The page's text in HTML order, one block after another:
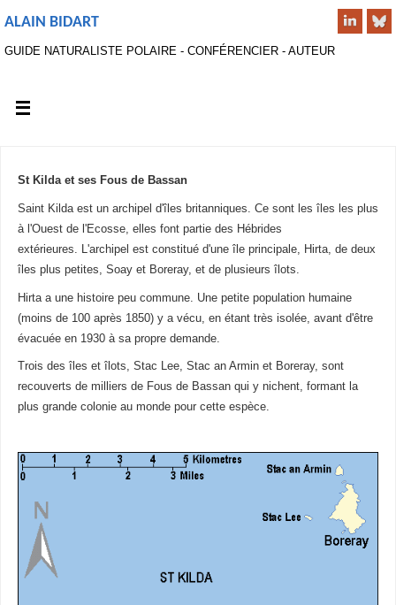
ALAIN BIDART
GUIDE NATURALISTE POLAIRE - CONFÉRENCIER - AUTEUR
St Kilda et ses Fous de Bassan
Saint Kilda est un archipel d'îles britanniques. Ce sont les îles les plus
à l'Ouest de l'Ecosse, elles font partie des Hébrides
extérieures. L'archipel est constitué d'une île principale, Hirta, de deux
îles plus petites, Soay et Boreray, et de plusieurs îlots.
Hirta a une histoire peu commune. Une petite population humaine
(moins de 100 après 1850) y a vécu, en étant très isolée, avant d'être
évacuée en 1930 à sa propre demande.
Trois des îles et îlots, Stac Lee, Stac an Armin et Boreray, sont
recouverts de milliers de Fous de Bassan qui y nichent, formant la
plus grande colonie au monde pour cette espèce.